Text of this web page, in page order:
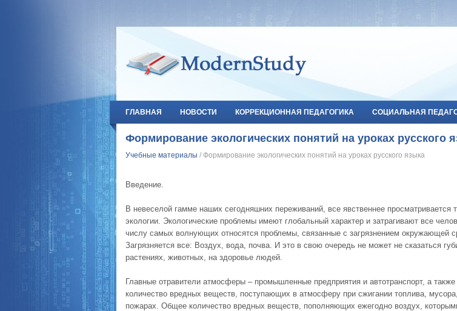
ГЛАВНАЯ НОВОСТИ КОРРЕКЦИОННАЯ ПЕДАГОГИКА СОЦИАЛЬНАЯ
Формирование экологических понятий на уроках русского
Учебные материалы / Формирование экологических понятий на уроках русского языка
Введение.
В невеселой гамме наших сегодняшних переживаний, все явственнее просматривается
экологии. Экологические проблемы имеют глобальный характер и затрагивают все
числу самых волнующих относятся проблемы, связанные с загрязнением окружающей
Загрязняется все: Воздух, вода, почва. И это в свою очередь не может не сказаться
растениях, животных, на здоровье людей.
Главные отравители атмосферы – промышленные предприятия и автотранспорт, а
количество вредных веществ, поступающих в атмосферу при сжигании топлива,
пожарах. Общее количество вредных веществ, пополняющих ежегодно воздух,